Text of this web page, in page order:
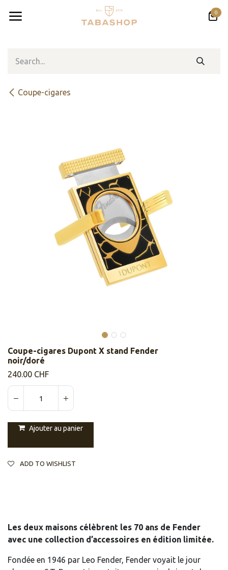
0
Coupe-cigares
Coupe-cigares Dupont X stand Fender
noir/doré
240.00 CHF
Ajouter au panier
ADD TO WISHLIST
Les deux maisons célèbrent les 70 ans de Fender
avec une collection d’accessoires en édition limitée.
Fondée en 1946 par Leo Fender, Fender voyait le jour